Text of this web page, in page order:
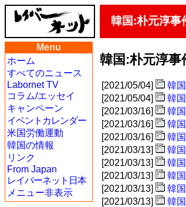
韓国:朴元淳事
Menu
ホーム
すべてのニュース
Labornet TV
コラム/エッセイ
キャンペーン
イベントカレンダー
米国労働運動
韓国の情報
リンク
From Japan
レイバーネット日本
メニュー非表示
韓国:朴元淳事
[2021/05/04]
韓
[2021/05/04]
韓
[2021/03/16]
韓
[2021/03/16]
韓
[2021/03/16]
韓
[2021/03/13]
韓
[2021/03/13]
韓
[2021/03/13]
韓
[2021/03/13]
韓
[2021/03/13]
韓